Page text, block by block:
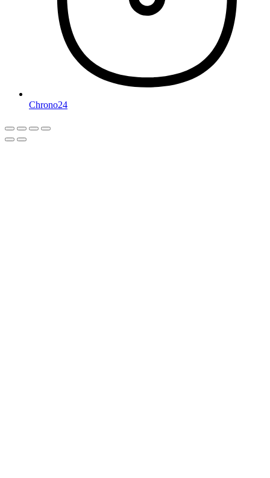
Chrono24